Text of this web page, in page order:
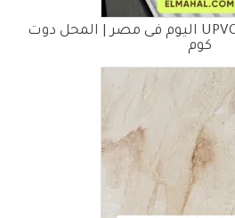
سعر متر بديل الصاج UPVC اليوم فى مصر | المحل دوت
كوم